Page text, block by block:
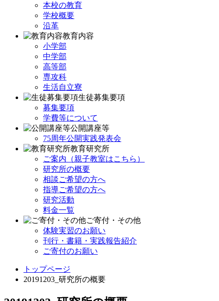
本校の教育
学校概要
沿革
教育内容
小学部
中学部
高等部
専攻科
生活自立寮
生徒募集要項
募集要項
学費等について
公開講座等
75周年公開実践発表会
教育研究所
ご案内（親子教室はこちら）
研究所の概要
相談ご希望の方へ
指導ご希望の方へ
研究活動
料金一覧
ご寄付・その他
体験実習のお願い
刊行・書籍・実践報告紹介
ご寄付のお願い
トップページ
20191203_研究所の概要